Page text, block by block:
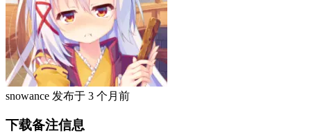
snowance 发布于 3 个月前
下载备注信息